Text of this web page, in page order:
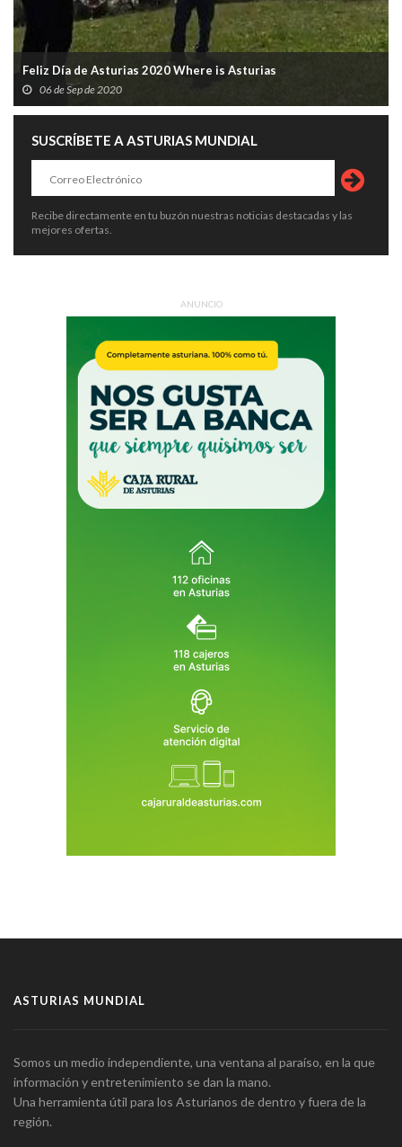
Feliz Día de Asturias 2020 Where is Asturias
06 de Sep de 2020
SUSCRÍBETE A ASTURIAS MUNDIAL
Recibe directamente en tu buzón nuestras noticias destacadas y las
mejores ofertas.
ANUNCIO
ASTURIAS MUNDIAL
Somos un medio independiente, una ventana al paraíso, en la que
información y entretenimiento se dan la mano.
Una herramienta útil para los Asturianos de dentro y fuera de la
región.